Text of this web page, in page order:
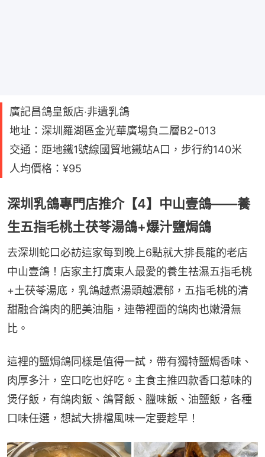
廣記昌鴿皇飯店‧非遺乳鴿
地址：深圳羅湖區金光華廣場負二層B2-013
交通：距地鐵1號線國貿地鐵站A口，步行約140米
人均價格：¥95
深圳乳鴿專門店推介【4】中山壹鴿——養
生五指毛桃土茯苓湯鴿+爆汁鹽焗鴿
去深圳蛇口必訪這家每到晚上6點就大排長龍的老店
中山壹鴿！店家主打廣東人最愛的養生祛濕五指毛桃
+土茯苓湯底，乳鴿越煮湯頭越濃郁，五指毛桃的清
甜融合鴿肉的肥美油脂，連帶裡面的鴿肉也嫩滑無
比。
這裡的鹽焗鴿同樣是值得一試，帶有獨特鹽焗香味、
肉厚多汁，空口吃也好吃。主食主推四款香口惹味的
煲仔飯，有鴿肉飯、鴿腎飯、臘味飯、油鹽飯，各種
口味任選，想試大排檔風味一定要趁早！